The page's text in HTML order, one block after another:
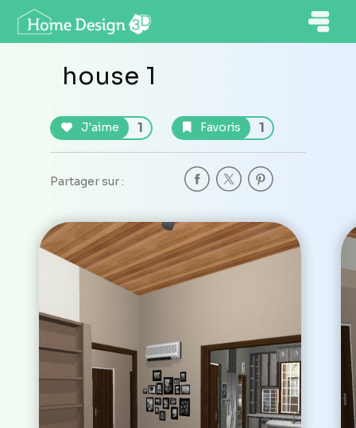
house 1
J'aime 1 Favoris 1
Partager sur :